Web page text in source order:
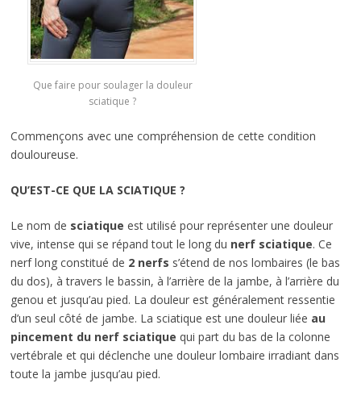
Que faire pour soulager la douleur
sciatique ?
Commençons avec une compréhension de cette condition
douloureuse.
QU’EST-CE QUE LA SCIATIQUE ?
Le nom de sciatique est utilisé pour représenter une douleur
vive, intense qui se répand tout le long du nerf sciatique. Ce
nerf long constitué de 2 nerfs s’étend de nos lombaires (le bas
du dos), à travers le bassin, à l’arrière de la jambe, à l’arrière du
genou et jusqu’au pied. La douleur est généralement ressentie
d’un seul côté de jambe. La sciatique est une douleur liée au
pincement du nerf sciatique qui part du bas de la colonne
vertébrale et qui déclenche une douleur lombaire irradiant dans
toute la jambe jusqu’au pied.